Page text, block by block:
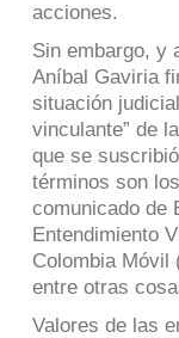
acciones.
Sin embargo, y
Aníbal Gaviria
situación
vinculante” de
que se
términos son
comunicado de
Entendimiento
Colombia Móvil
entre otras
Valores de las